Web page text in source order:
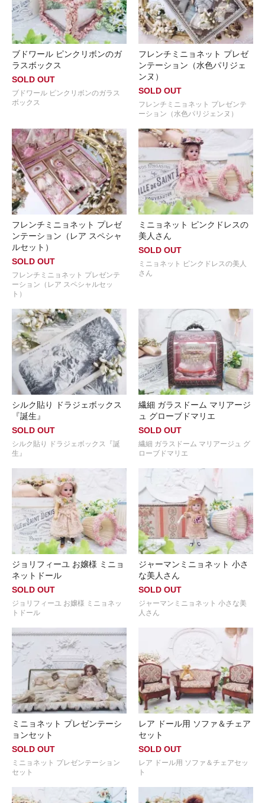
ブドワール ピンクリボンのガ
ラスボックス
SOLD OUT
ブドワール ピンクリボンのガラス
ボックス
フレンチミニョネット プレゼ
ンテーション（水色パリジェ
ンヌ）
SOLD OUT
フレンチミニョネット プレゼンテ
ーション（水色パリジェンヌ）
フレンチミニョネット プレゼ
ンテーション（レア スペシャ
ルセット）
SOLD OUT
フレンチミニョネット プレゼンテ
ーション（レア スペシャルセッ
ト）
ミニョネット ピンクドレスの
美人さん
SOLD OUT
ミニョネット ピンクドレスの美人
さん
シルク貼り ドラジェボックス
『誕生』
SOLD OUT
シルク貼り ドラジェボックス『誕
生』
繊細 ガラスドーム マリアージ
ュ グローブドマリエ
SOLD OUT
繊細 ガラスドーム マリアージュ グ
ローブドマリエ
ジョリフィーユ お嬢様 ミニョ
ネットドール
SOLD OUT
ジョリフィーユ お嬢様 ミニョネッ
トドール
ジャーマンミニョネット 小さ
な美人さん
SOLD OUT
ジャーマンミニョネット 小さな美
人さん
ミニョネット プレゼンテーシ
ョンセット
SOLD OUT
ミニョネット プレゼンテーション
セット
レア ドール用 ソファ＆チェア
セット
SOLD OUT
レア ドール用 ソファ＆チェアセッ
ト